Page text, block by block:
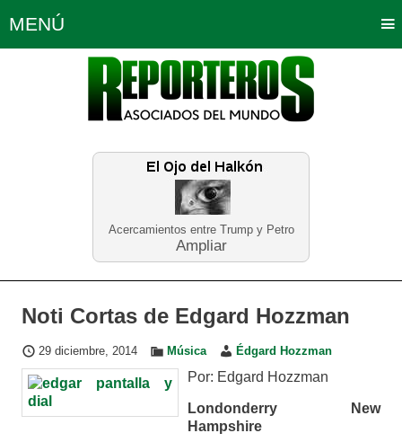
Acercamientos entre Trump y Petro
Ampliar
MENÚ
Política Opinión Bogotá
Planeta Tierra Deportes
Educación Neira
Noti Cortas de Edgard Hozzman
29 diciembre, 2014 Música Édgard Hozzman
Por: Edgard Hozzman
Londonderry New
Hampshire